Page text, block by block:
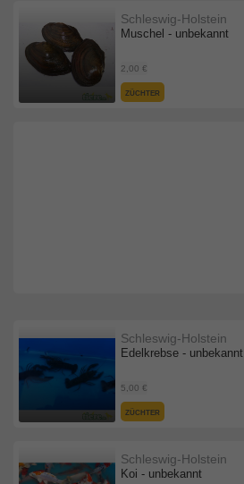
Muschel - unbekannt
Schleswig-Holstein
2,00 €
ZÜCHTER
Edelkrebse - unbekannt
Schleswig-Holstein
5,00 €
ZÜCHTER
Koi - unbekannt
Schleswig-Holstein